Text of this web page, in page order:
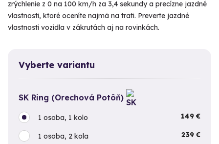
zrýchlenie z 0 na 100 km/h za 3,4 sekundy a precízne jazdné
vlastnosti, ktoré oceníte najmä na trati. Preverte jazdné
vlastnosti vozidla v zákrutách aj na rovinkách.
Vyberte variantu
SK Ring (Orechová Potôň)
1 osoba, 1 kolo 149 €
1 osoba, 2 kola 239 €